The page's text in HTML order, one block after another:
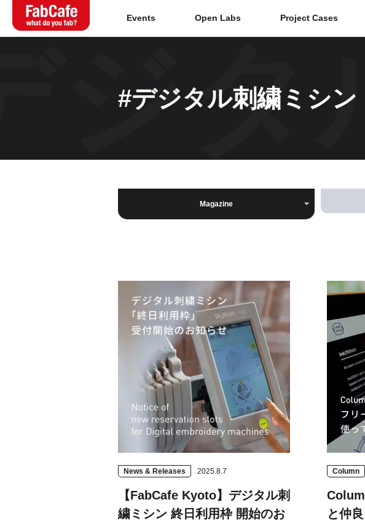
Home
Project Cases
Contact
Events Open Labs Project Cases
#デジタル刺繍ミシン
ジタ
Magazine
News & Releases 2025.8.7
【FabCafe Kyoto】デジタル刺
繍ミシン 終日利用枠 開始のお
Column
と仲